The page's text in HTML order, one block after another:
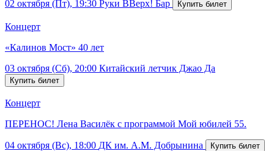
02 октября (Пт), 19:30 Руки ВВерх! Бар
Концерт
«Калинов Мост» 40 лет
03 октября (Сб), 20:00 Китайский летчик Джао Да
Концерт
ПЕРЕНОС! Лена Василёк с программой Мой юбилей 55.
04 октября (Вс), 18:00 ДК им. А.М. Добрынина